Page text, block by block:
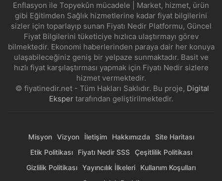
Enflasyon ile Topyekûn mücadele | Market, hizmet, ürün
gibi Eğitimden Sağlık hizmetlerine kadar fiyat bilgilerini
sizler için toparlayıp sunan Fiyatı Nedir Platformu, Güncel
Fiyat Bilgilerini tüketiciye hızlıca ulaştırmayı görev
bilmektedir. Ekonomi haberlerinden paraya dair her konuya
ulaşabileceğiniz geniş bir yelpaze sunmaktadır. Basit ve
hızlı fiyat karşılaştırması yapmak için Fiyatı Nedir sizlere
hizmet vermektedir.
© fiyatinedir.net - Tüm Hakları Saklıdır. Bu proje, Digital
Ekspertarafından geliştirilmektedir.
Misyon Vizyon İletişim Hakkımızda
Site Haritası
Etik Politikası
Fiyatı Nedir SSS
Çeşitlilik Politikası
Gizlilik Politikası Yayıncılık İlkeleri
Kullanım Koşulları